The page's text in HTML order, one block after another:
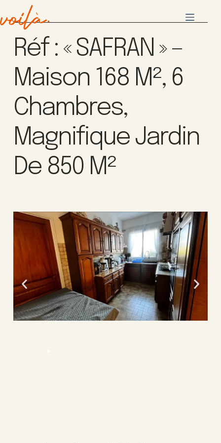
Réf : « SAFRAN » –
Maison 168 M², 6
Chambres,
Magnifique Jardin
De 850 M²